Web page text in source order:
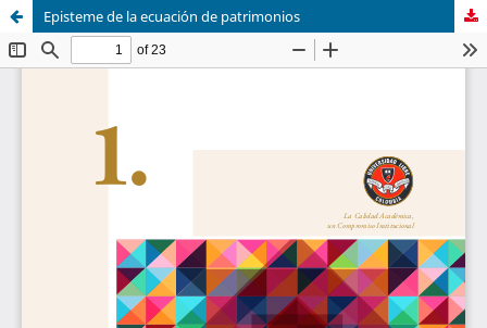
Episteme de la ecuación de patrimonios